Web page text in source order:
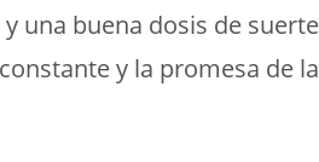
una buena dosis de suerte
y la promesa de la